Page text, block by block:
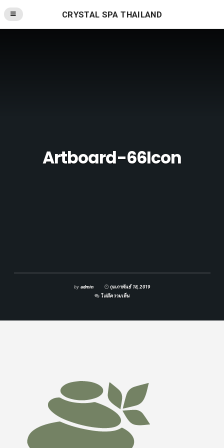
CRYSTAL SPA THAILAND
Artboard-66Icon
by admin
กุมภาพันธ์ 18, 2019
ไม่มีความเห็น